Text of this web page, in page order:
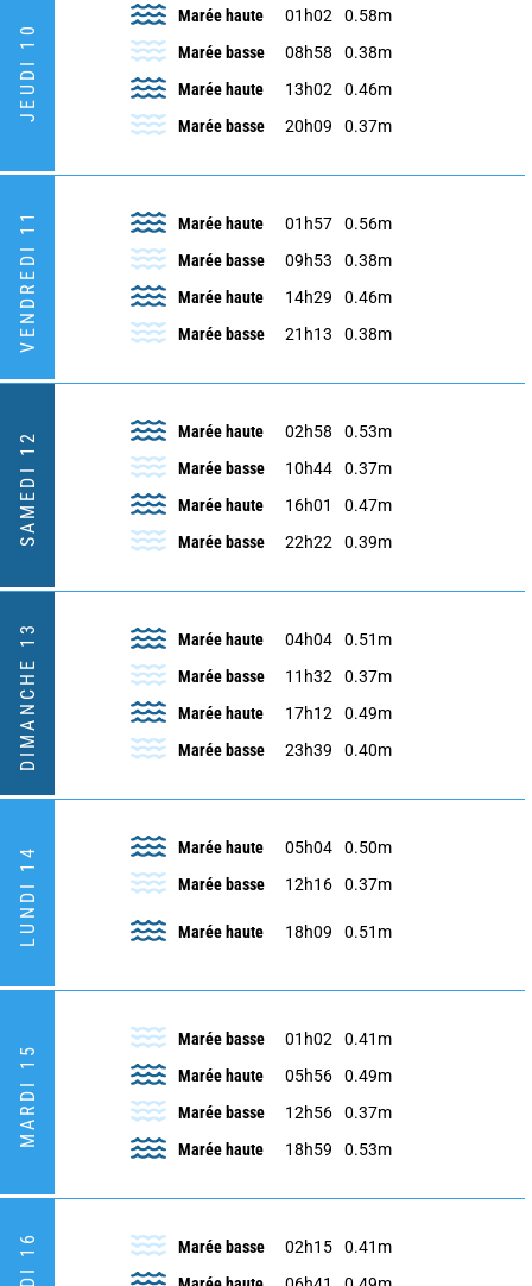
JEUDI 10
Marée haute 01h02
0.58m
Marée basse
08h58
0.38m
Marée haute
13h02
0.46m
Marée basse
20h09 0.37m
VENDREDI 11 Marée haute 01h57
0.56m
Marée basse
09h53
0.38m
Marée haute
14h29
0.46m
Marée basse
21h13 0.38m
SAMEDI 12 Marée haute 02h58
0.53m
Marée basse
10h44
0.37m
Marée haute
16h01
0.47m
Marée basse
22h22 0.39m
DIMANCHE 13 Marée haute 04h04
0.51m
Marée basse
11h32
0.37m
Marée haute
17h12
0.49m
Marée basse
23h39 0.40m
LUNDI 14 Marée haute 05h04
0.50m
Marée basse
12h16 0.37m
Marée haute 18h09 0.51m
MARDI 15
Marée basse 01h02
0.41m
Marée haute
05h56
0.49m
Marée basse
12h56
0.37m
Marée haute
18h59 0.53m
Marée basse 02h15
0.41m